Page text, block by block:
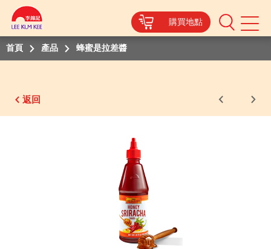
購買地點
Mobile
Menu
首頁
產品 蜂蜜是拉差醬
返回